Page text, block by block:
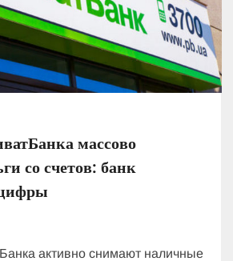
массово
со счетов: банк
активно снимают наличные